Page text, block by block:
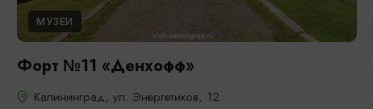
МУЗЕИ
Форт №11 «Денхофф»
Калининград, ул. Энергетиков, 12